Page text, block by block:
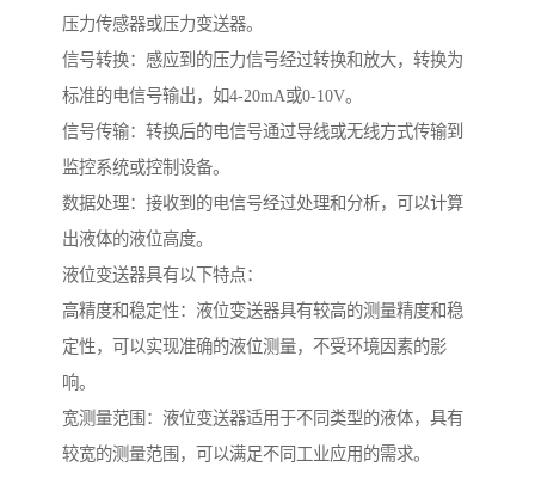
压力传感器或压力变送器。
信号转换：感应到的压力信号经过转换和放大，转换为
标准的电信号输出，如4-20mA或0-10V。
信号传输：转换后的电信号通过导线或无线方式传输到
监控系统或控制设备。
数据处理：接收到的电信号经过处理和分析，可以计算
出液体的液位高度。
液位变送器具有以下特点：
高精度和稳定性：液位变送器具有较高的测量精度和稳
定性，可以实现准确的液位测量，不受环境因素的影
响。
宽测量范围：液位变送器适用于不同类型的液体，具有
较宽的测量范围，可以满足不同工业应用的需求。